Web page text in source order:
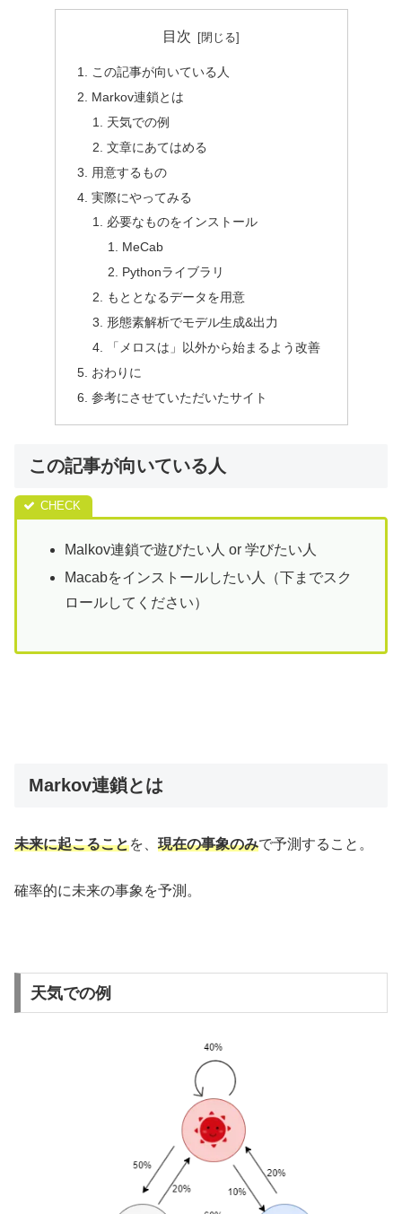
目次
この記事が向いている人
Markov連鎖とは
天気での例
文章にあてはめる
用意するもの
実際にやってみる
必要なものをインストール
MeCab
Pythonライブラリ
もととなるデータを用意
形態素解析でモデル生成&出力
「メロスは」以外から始まるよう改善
おわりに
参考にさせていただいたサイト
この記事が向いている人
Malkov連鎖で遊びたい人 or 学びたい人
Macabをインストールしたい人（下までスク
ロールしてください）
Markov連鎖とは
未来に起こることを、 現在の事象のみで予測すること。
確率的に未来の事象を予測。
天気での例